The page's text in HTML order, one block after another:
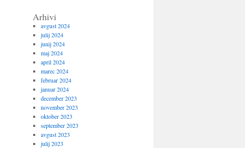
Arhivi
avgust 2024
julij 2024
junij 2024
maj 2024
april 2024
marec 2024
februar 2024
januar 2024
december 2023
november 2023
oktober 2023
september 2023
avgust 2023
julij 2023